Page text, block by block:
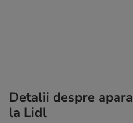
Detalii despre
la Lidl